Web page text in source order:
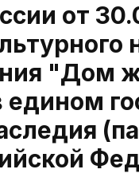
от
"Дом
едином